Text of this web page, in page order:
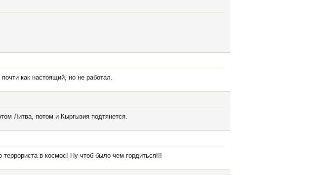
как настоящий, но не работал.
Литва, потом и Кыргызия подтянется.
в космос! Ну чтоб было чем гордиться!!!